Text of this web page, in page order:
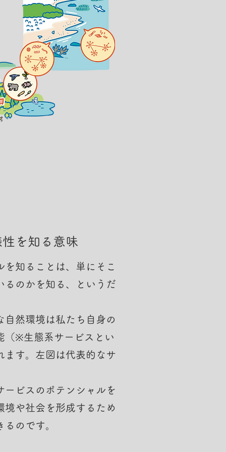
を知る意味
知ることは、単にそこ
るのかを知る、というだ
然環境は私たち自身の
（※生態系サービスとい
ます。左図は代表的なサ
ービスのポテンシャルを
境や社会を形成するため
のです。